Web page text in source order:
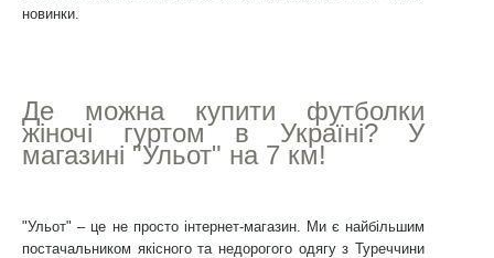
новинки.
Де можна купити футболки
жіночі гуртом в Україні? У
магазині "Ульот" на 7 км!
"Ульот" – це не просто інтернет-магазин. Ми є найбільшим
постачальником якісного та недорогого одягу з Туреччини